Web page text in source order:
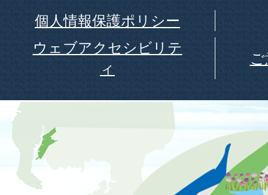
個人情報保護ポリシー
ウェブアクセシビリテ
ィ